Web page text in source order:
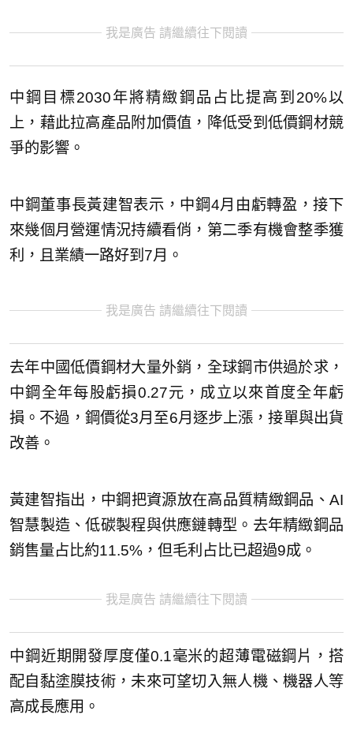
我是廣告 請繼續往下閱讀
中鋼目標2030年將精緻鋼品占比提高到20%以
上，藉此拉高產品附加價值，降低受到低價鋼材競
爭的影響。
中鋼董事長黃建智表示，中鋼4月由虧轉盈，接下
來幾個月營運情況持續看俏，第二季有機會整季獲
利，且業績一路好到7月。
我是廣告 請繼續往下閱讀
去年中國低價鋼材大量外銷，全球鋼市供過於求，
中鋼全年每股虧損0.27元，成立以來首度全年虧
損。不過，鋼價從3月至6月逐步上漲，接單與出貨
改善。
黃建智指出，中鋼把資源放在高品質精緻鋼品、AI
智慧製造、低碳製程與供應鏈轉型。去年精緻鋼品
銷售量占比約11.5%，但毛利占比已超過9成。
我是廣告 請繼續往下閱讀
中鋼近期開發厚度僅0.1毫米的超薄電磁鋼片，搭
配自黏塗膜技術，未來可望切入無人機、機器人等
高成長應用。